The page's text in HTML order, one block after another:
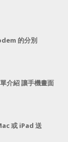
的分別
介紹 讓手機畫面
或 iPad 送